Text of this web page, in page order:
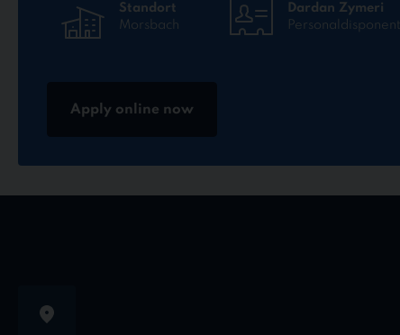
Standort
Morsbach
Dardan Zymeri
Personaldisponent
Apply online now